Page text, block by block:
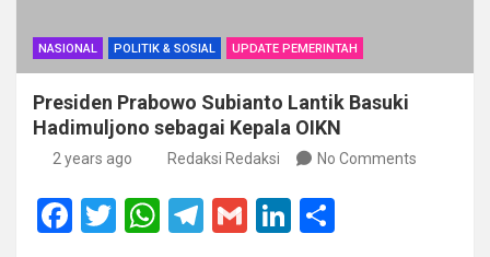
NASIONAL POLITIK & SOSIAL UPDATE PEMERINTAH
Presiden Prabowo Subianto Lantik Basuki
Hadimuljono sebagai Kepala OIKN
2 years ago Redaksi Redaksi No Comments
F
T
W T
G
Li